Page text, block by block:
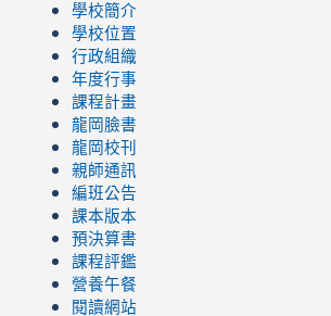
學校簡介
學校位置
行政組織
年度行事
課程計畫
龍岡臉書
龍岡校刊
親師通訊
編班公告
課本版本
預決算書
課程評鑑
營養午餐
閱讀網站